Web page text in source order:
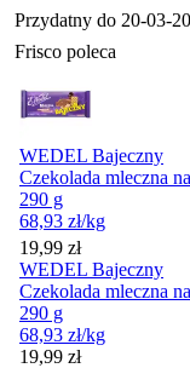
Przydatny do 20-03-
Frisco poleca
WEDEL Bajeczny
Czekolada mleczna
290 g
68,93 zł/kg
Cena
19,99 zł
WEDEL Bajeczny
Czekolada mleczna
290 g
68,93 zł/kg
Cena
19,99 zł